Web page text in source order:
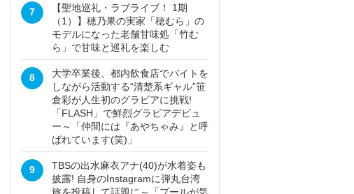
7
【聖地巡礼・ラブライブ！ 1期
（1）】穂乃果の実家「穂むら」の
モデルになった老舗甘味処「竹む
ら」で甘味と巡礼を楽しむ
8
大学卒業後、都内飲食店でバイトを
しながら活動する“清楚系ギャル”笹
倉彩が人生初のグラビアに挑戦!
「FLASH」で鮮烈グラビアデビュ
ー～「仲間には『あやちゃみ』と呼
ばれています(笑)」
9
TBSの出水麻衣アナ(40)が水着姿も
披露! 自身のInstagramに弾丸台湾